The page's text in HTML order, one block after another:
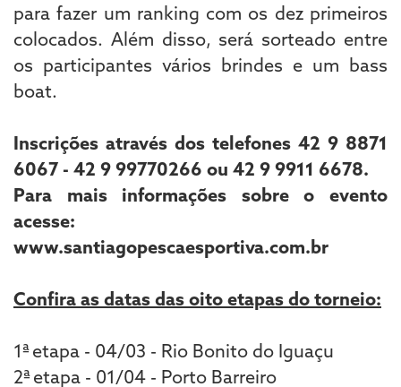
para fazer um ranking com os dez primeiros
colocados. Além disso, será sorteado entre
os participantes vários brindes e um bass
boat.
Inscrições através dos telefones 42 9 8871
6067 - 42 9 99770266 ou 42 9 9911 6678.
Para mais informações sobre o evento
acesse:
www.santiagopescaesportiva.com.br
Confira as datas das oito etapas do torneio:
1ª etapa - 04/03 - Rio Bonito do Iguaçu
2ª etapa - 01/04 - Porto Barreiro